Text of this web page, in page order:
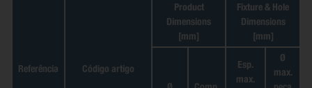
Referência Código artigo
Product
Dimensions
[mm]
Fixture & Hole
Dimensions
[mm]
Esp.
max.
Ø
max.